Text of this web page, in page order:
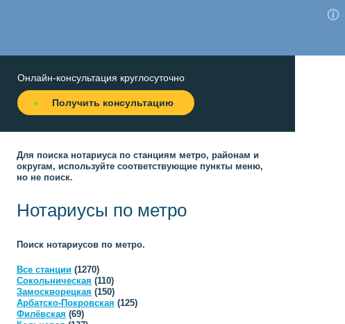
Онлайн-консультация круглосуточно
Получить консультацию
Для поиска нотариуса по станциям метро, районам и
округам, используйте соответствующие пункты меню,
но не поиск.
Нотариусы по метро
Поиск нотариусов по метро.
Все станции (1270)
Сокольническая (110)
Замоскворецкая (150)
Арбатско-Покровская (125)
Филёвская (69)